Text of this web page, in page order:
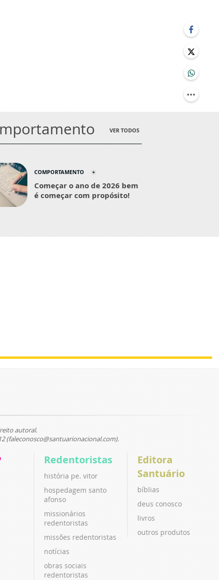
VER TODOS
COMPORTAMENTO
Começar o ano de 2026 bem
é começar com propósito!
autoral.
(faleconosco@santuarionacional.com).
Redentoristas
história pe. vitor
hospedagem santo
afonso
missionários
redentoristas
missões redentoristas
notícias
obras sociais
redentoristas
Editora
Santuário
bíblias
deus conosco
livros
outros produtos